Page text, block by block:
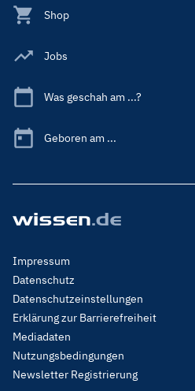
Shop
Jobs
Was geschah am ...?
Geboren am ...
Footer
Menu
Legal
Impressum
Datenschutz
Datenschutzeinstellungen
Erklärung zur Barrierefreiheit
Mediadaten
Nutzungsbedingungen
Newsletter Registrierung